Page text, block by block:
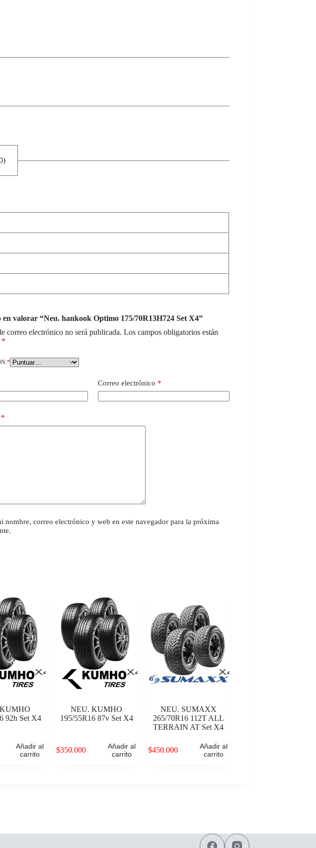
en valorar “Neu. hankook Optimo 175/70R13H724 Set X4”
correo electrónico no será publicada. Los campos obligatorios están
*
*
Correo electrónico *
*
nombre, correo electrónico y web en este navegador para la próxima
92h Set X4
Añadir al
carrito
NEU. KUMHO
195/55R16 87v Set X4
$350.000
Añadir al
carrito
NEU. SUMAXX
265/70R16 112T ALL
TERRAIN AT Set X4
$450.000
Añadir al
carrito